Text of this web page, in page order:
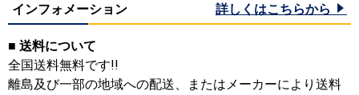
インフォメーション 詳しくはこちらから
■ 送料について
全国送料無料です!!
離島及び一部の地域への配送、またはメーカーにより送料